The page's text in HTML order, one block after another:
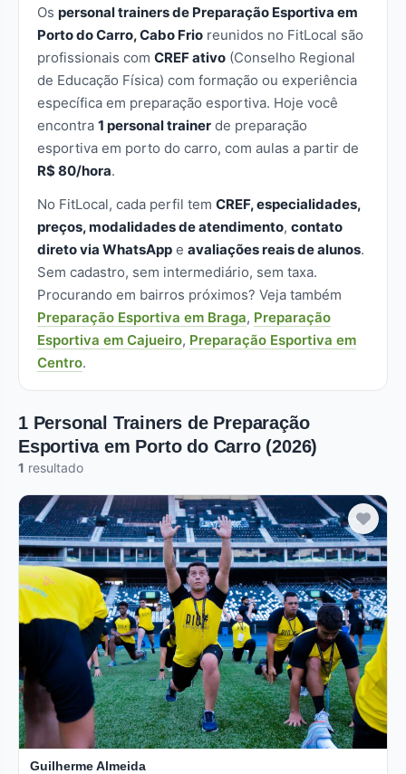
Os personal trainers de Preparação Esportiva em
Porto do Carro, Cabo Frio reunidos no FitLocal são
profissionais com CREF ativo (Conselho Regional
de Educação Física) com formação ou experiência
específica em preparação esportiva. Hoje você
encontra 1 personal trainer de preparação
esportiva em porto do carro, com aulas a partir de
R$ 80/hora.
No FitLocal, cada perfil tem CREF, especialidades,
preços, modalidades de atendimento, contato
direto via WhatsApp e avaliações reais de alunos.
Sem cadastro, sem intermediário, sem taxa.
Procurando em bairros próximos? Veja também
Preparação Esportiva em Braga, Preparação
Esportiva em Cajueiro, Preparação Esportiva em
Centro.
1 Personal Trainers de Preparação
Esportiva em Porto do Carro (2026)
1 resultado
Verificado
Guilherme Almeida